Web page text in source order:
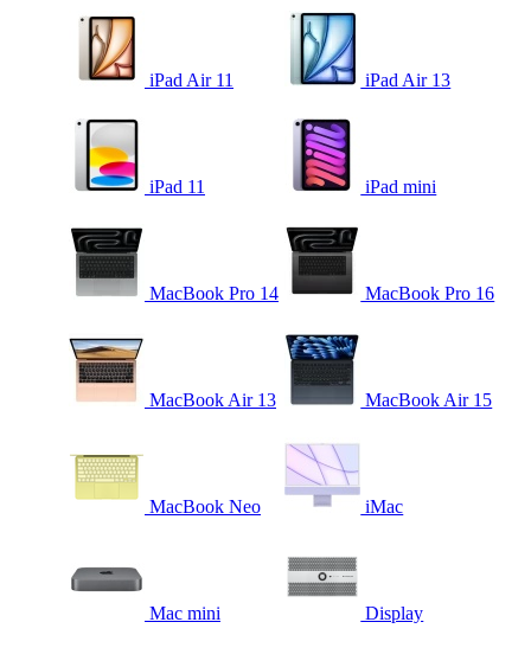
iPad Air 11 iPad Air 13
iPad 11 iPad mini
MacBook Pro 14 MacBook Pro 16
MacBook Air 13 MacBook Air 15
MacBook Neo iMac
Mac mini Display